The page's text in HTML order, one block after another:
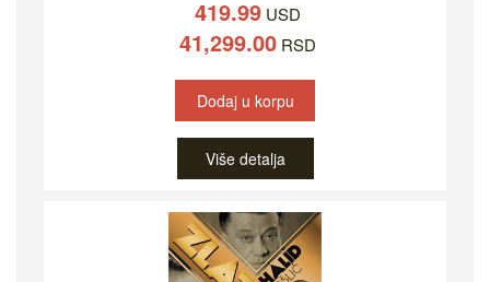
419.99 USD
41,299.00 RSD
Dodaj u korpu
Više detalja